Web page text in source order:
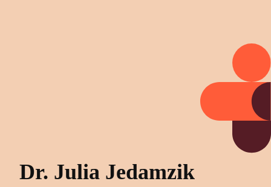
Dr. Julia Jedamzik